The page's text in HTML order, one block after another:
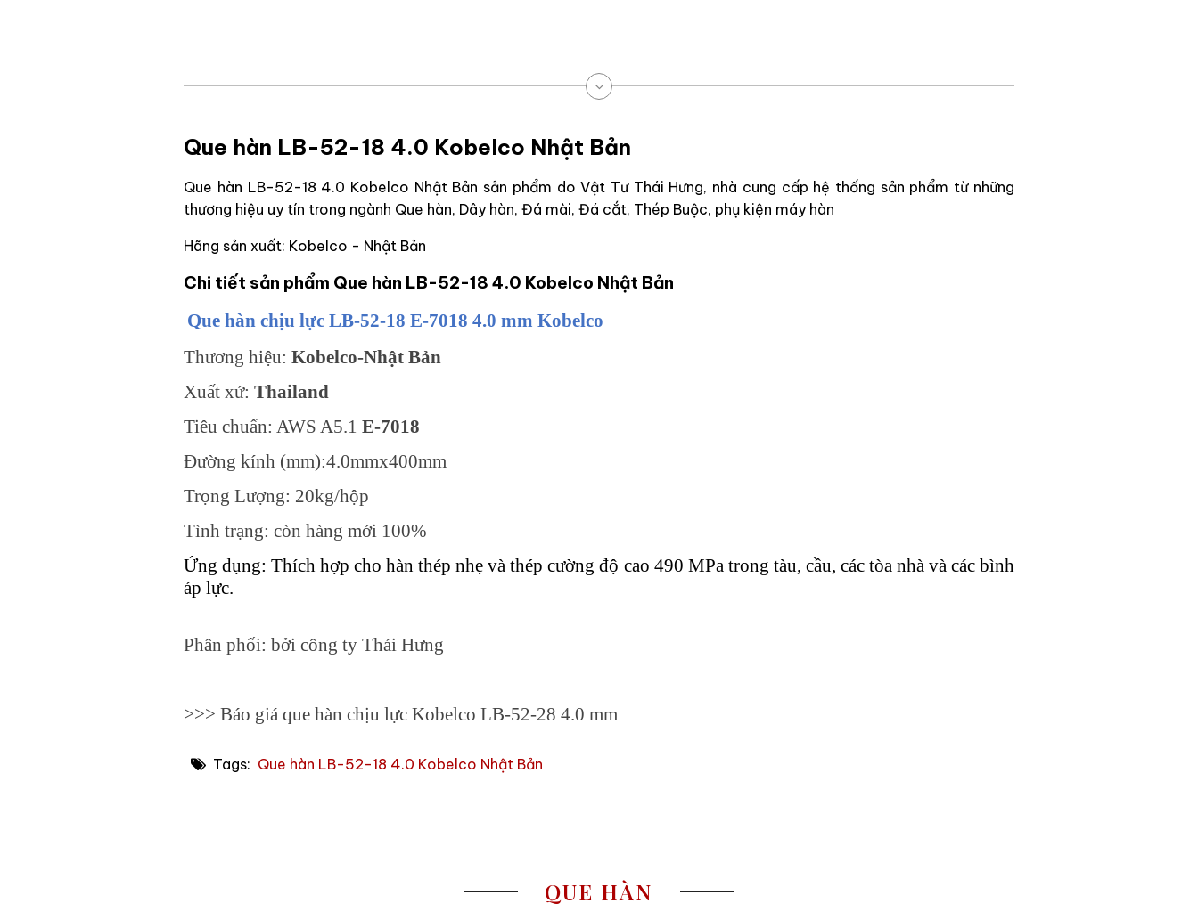
Que hàn LB-52-18 4.0 Kobelco Nhật Bản
Que hàn LB-52-18 4.0 Kobelco Nhật Bản sản phẩm do Vật Tư Thái Hưng, nhà cung cấp hệ thống sản phẩm từ những
thương hiệu uy tín trong ngành Que hàn, Dây hàn, Đá mài, Đá cắt, Thép Buộc, phụ kiện máy hàn
Hãng sản xuất: Kobelco - Nhật Bản
Chi tiết sản phẩm Que hàn LB-52-18 4.0 Kobelco Nhật Bản
Que hàn chịu lực LB-52-18 E-7018 4.0 mm Kobelco
Thương hiệu:Kobelco-Nhật Bản
Xuất xứ:Thailand
Tiêu chuẩn: AWS A5.1E-7018
Đường kính (mm):4.0mmx400mm
Trọng Lượng: 20kg/hộp
Tình trạng: còn hàng mới 100%
Ứng dụng:Thích hợp cho hàn thép nhẹ và thép cường độ cao 490 MPa trong tàu, cầu, các tòa nhà và các bình
áp lực.
Phân phối: bởi công ty Thái Hưng
>>> Báo giá que hàn chịu lực Kobelco LB-52-28 4.0 mm
Tags: Que hàn LB-52-18 4.0 Kobelco Nhật Bản
QUE HÀN